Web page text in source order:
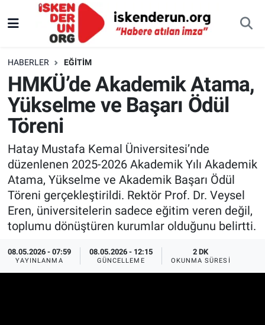
HABERLER EĞITIM
HMKÜ’de Akademik Atama,
Yükselme ve Başarı Ödül
Töreni
Hatay Mustafa Kemal Üniversitesi’nde
düzenlenen 2025-2026 Akademik Yılı Akademik
Atama, Yükselme ve Akademik Başarı Ödül
Töreni gerçekleştirildi. Rektör Prof. Dr. Veysel
Eren, üniversitelerin sadece eğitim veren değil,
toplumu dönüştüren kurumlar olduğunu belirtti.
08.05.2026 - 07:59
YAYINLANMA
08.05.2026 - 12:15
GÜNCELLEME
2 DK
OKUNMA SÜRESI